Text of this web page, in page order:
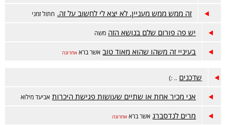
זה ממש ממש מעניין. לא יצא לי לחשוב על זה. חתול זמני
יש פה פורום שלם בנושא הזה משה
בעיניי זה משהו שהוא מאוד טוב אשר ברא אחרונה
שדכנים .. :)
אני מכיר אחת או שתיים שעושות פגישת היכרות אביעד מילוא
מרים לנדסברג אשר ברא אחרונה